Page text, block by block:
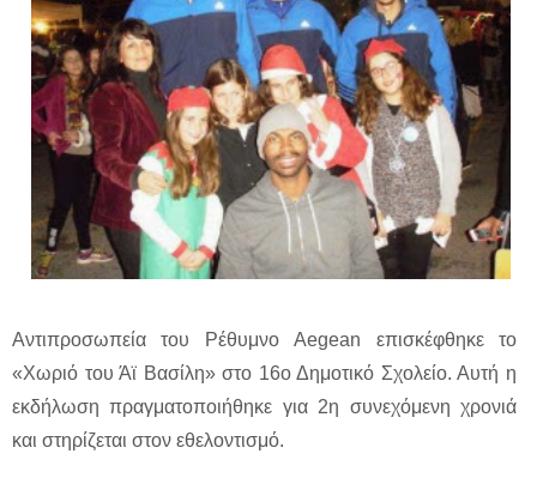
Αντιπροσωπεία του Ρέθυμνο Aegean επισκέφθηκε το
«Χωριό του Άϊ Βασίλη» στο 16ο Δημοτικό Σχολείο. Αυτή η
εκδήλωση πραγματοποιήθηκε για 2η συνεχόμενη χρονιά
και στηρίζεται στον εθελοντισμό.